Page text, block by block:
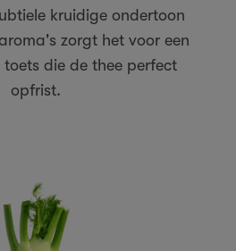
kruidige ondertoon
zorgt het voor een
toets die de thee perfect
opfrist.